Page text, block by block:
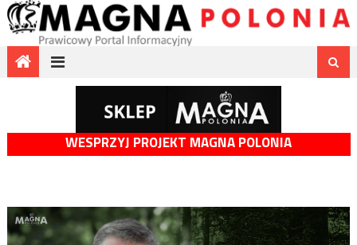
WESPRZYJ PROJEKT MAGNA POLONIA